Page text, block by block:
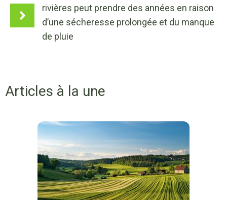
rivières peut prendre des années en raison
d’une sécheresse prolongée et du manque
de pluie
Articles à la une